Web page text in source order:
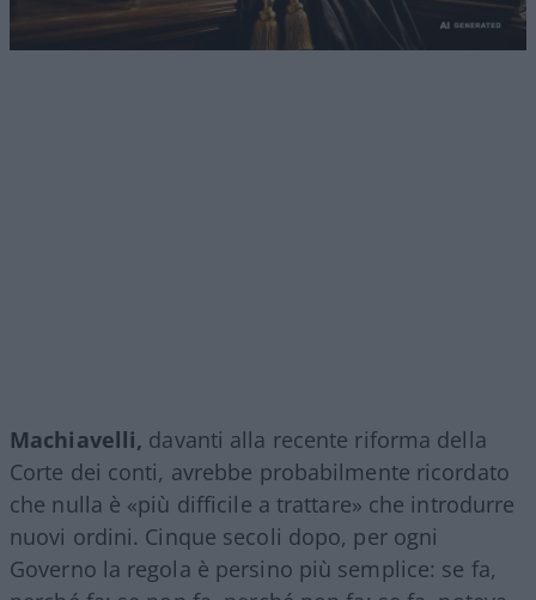
Machiavelli, davanti alla recente riforma della
Corte dei conti, avrebbe probabilmente ricordato
che nulla è «più difficile a trattare» che introdurre
nuovi ordini. Cinque secoli dopo, per ogni
Governo la regola è persino più semplice: se fa,